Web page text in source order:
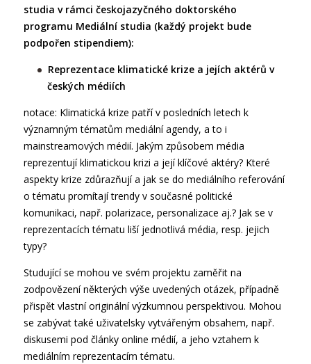
studia v rámci českojazyčného doktorského
programu Mediální studia (každý projekt bude
podpořen stipendiem):
Reprezentace klimatické krize a jejích aktérů v
českých médiích
notace: Klimatická krize patří v posledních letech k
významným tématům mediální agendy, a to i
mainstreamových médií. Jakým způsobem média
reprezentují klimatickou krizi a její klíčové aktéry? Které
aspekty krize zdůrazňují a jak se do mediálního referování
o tématu promítají trendy v současné politické
komunikaci, např. polarizace, personalizace aj.? Jak se v
reprezentacích tématu liší jednotlivá média, resp. jejich
typy?
Studující se mohou ve svém projektu zaměřit na
zodpovězení některých výše uvedených otázek, případně
přispět vlastní originální výzkumnou perspektivou. Mohou
se zabývat také uživatelsky vytvářeným obsahem, např.
diskusemi pod články online médií, a jeho vztahem k
mediálním reprezentacím tématu.